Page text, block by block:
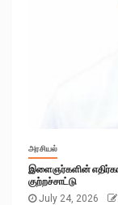
அரசியல்
இளைஞர்களின்
குற்றச்சாட்டு
July 24, 2026